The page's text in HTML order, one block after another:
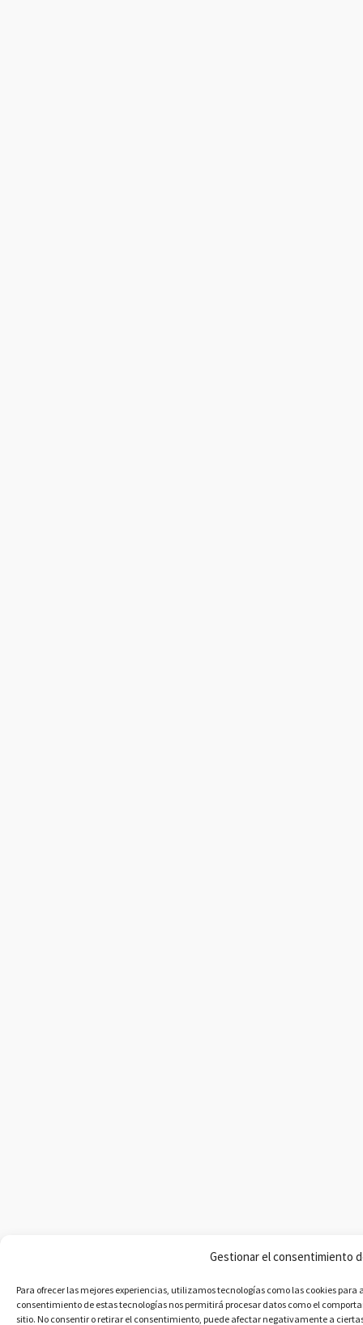
Gestionar el consentimiento
Para ofrecer las mejores experiencias, utilizamos tecnologías como las cookies
consentimiento de estas tecnologías nos permitirá procesar datos como el
sitio. No consentir o retirar el consentimiento, puede afectar negativamente a